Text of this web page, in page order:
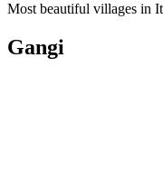
Most beautiful villages in
Gangi